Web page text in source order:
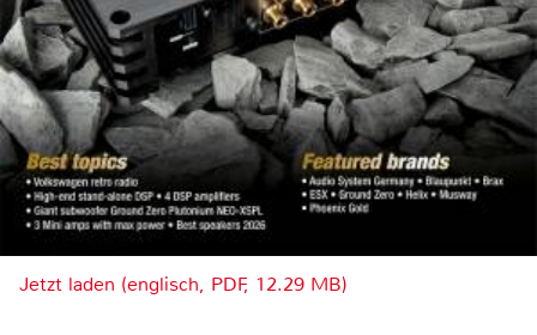
Jetzt laden (englisch, PDF, 12.29 MB)